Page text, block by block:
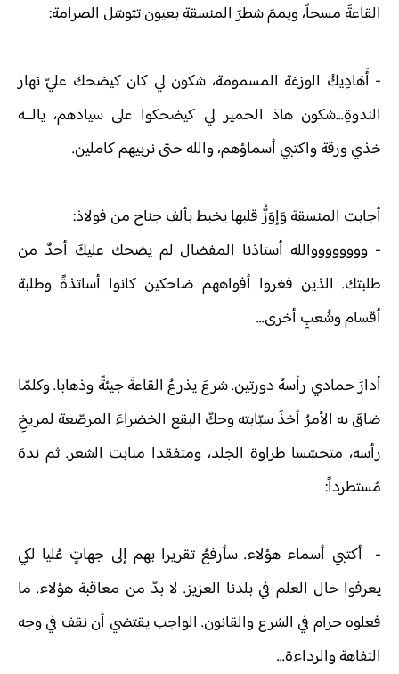
القاعةَ مسحاً، ويممَ شطرَ المنسقة بعيون تتوسّل الصرامة:
- أَهَادِيكْ الوزغة المسمومة، شكون لي كان كيضحك عليّ نهار
الندوةِ...شكون هاذ الحمير لي كيضحكوا على سيادهم، يالــه
خذي ورقة واكتبي أسماؤهم، والله حتى نربيهم كاملين.
أجابت المنسقة وَإوَزُّ قلبها يخبط بألف جناح من فولاذ:
- ووووووووالله أستاذنا المفضال لم يضحك عليكَ أحدٌ من
طلبتك. الذين فغروا أفواههم ضاحكين كانوا أساتذةً وطلبة
أقسام وشُعبٍ أخرى...
أدارَ حمادي رأسهُ دورتين. شرعَ يذرعُ القاعةَ جيئةً وذهابا. وكلمّا
ضاقَ به الأمرُ أخذَ سبّابته وحكّ البقع الخضراءَ المرصّعة لمريخِ
رأسه، متحسّسا طراوة الجلد، ومتفقدا منابت الشعر. ثم ندهَ
مُستطرداً:
- أكتبي أسماء هؤلاء. سأرفعُ تقريرا بهم إلى جهاتٍ عُليا لكي
يعرفوا حال العلم في بلدنا العزيز. لا بدّ من معاقبة هؤلاء. ما
فعلوه حرام في الشرع والقانون. الواجب يقتضي أن نقف في وجه
التفاهة والرداءة...